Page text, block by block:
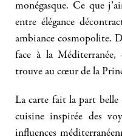
monégasque. Ce que
entre élégance
ambiance cosmopolite.
face à la
trouve au cœur de la
La carte fait la part belle
cuisine inspirée des
influences